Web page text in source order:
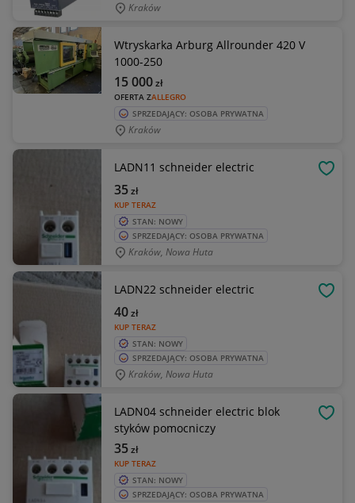
Kraków
Wtryskarka Arburg Allrounder 420 V
1000-250
OFERTA ZALLEGRO
15 000zł
SPRZEDAJĄCY: OSOBA PRYWATNA
Kraków
LADN11 schneider electric
KUP TERAZ
35zł
STAN: NOWY
SPRZEDAJĄCY: OSOBA PRYWATNA
Kraków, Nowa Huta
LADN22 schneider electric
KUP TERAZ
40zł
STAN: NOWY
SPRZEDAJĄCY: OSOBA PRYWATNA
Kraków, Nowa Huta
LADN04 schneider electric blok
styków pomocniczy
KUP TERAZ
35zł
STAN: NOWY
SPRZEDAJĄCY: OSOBA PRYWATNA